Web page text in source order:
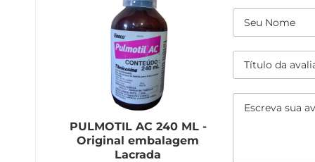
PULMOTIL AC 240 ML -
Original embalagem
Lacrada